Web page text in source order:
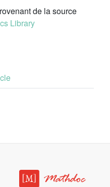
de la source
Library